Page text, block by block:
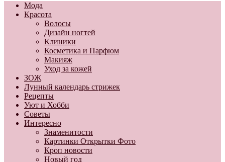
Мода
Красота
Волосы
Дизайн ногтей
Клиники
Косметика и Парфюм
Макияж
Уход за кожей
ЗОЖ
Лунный календарь стрижек
Рецепты
Уют и Хобби
Советы
Интересно
Знаменитости
Картинки Открытки Фото
Кроп новости
Новый год